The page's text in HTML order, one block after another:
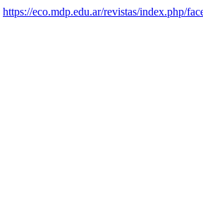
https://eco.mdp.edu.ar/revistas/index.php/